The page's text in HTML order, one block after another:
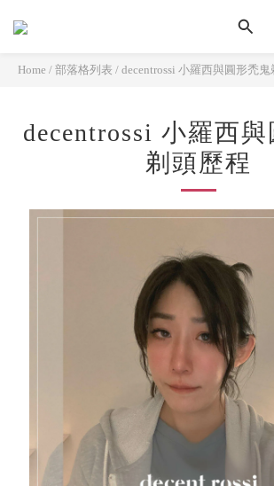
Home / 部落格列表 / decentrossi 小羅西與圓形禿鬼
decentrossi 小羅西
剃頭歷程